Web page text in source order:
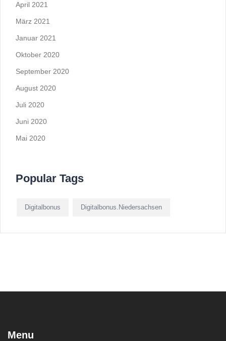
April 2021
März 2021
Januar 2021
Oktober 2020
September 2020
August 2020
Juli 2020
Juni 2020
Mai 2020
Popular Tags
Digitalbonus Digitalbonus.Niedersachsen
Menu